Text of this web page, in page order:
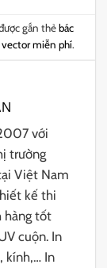
gắn thẻbác
vector miễn phí.
với
trường
Việt Nam
kế thi
hàng tốt
cuộn. In
kính,… In